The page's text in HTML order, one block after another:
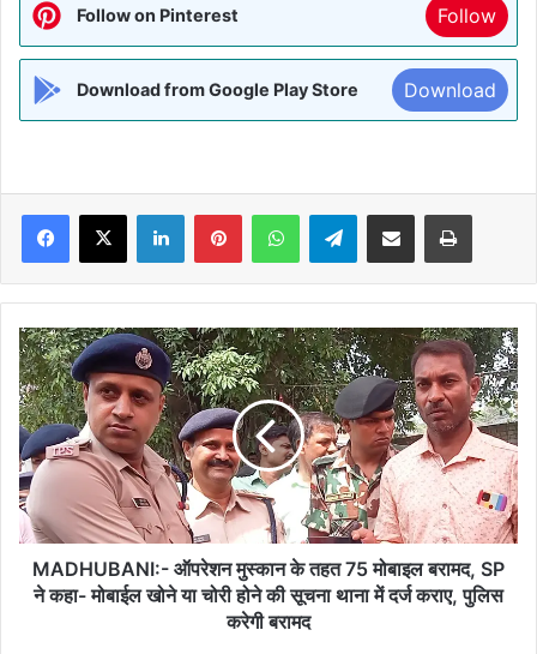
Follow on Pinterest Follow
Download from Google Play Store Download
Facebook
X LinkedInPinterestWhatsAppTelegramShare via Email Print
MADHUBANI:-
ऑपरेशन
मुस्कान
के
तहत
75
मोबाइल
बरामद,
SP
कहा-
MADHUBANI:- ऑपरेशन मुस्कान के तहत 75 मोबाइल बरामद, SP
ने कहा- मोबाईल खोने या चोरी होने की सूचना थाना में दर्ज कराए, पुलिस
करेगी बरामद